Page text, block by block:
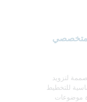
لمتخصصي
لتزويد
للتخطيط
موضوعات